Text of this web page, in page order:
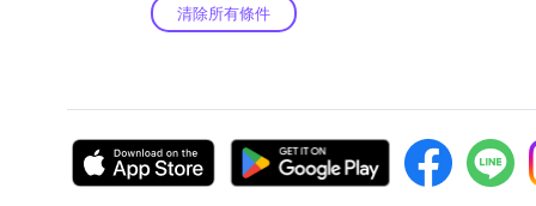
清除所有條件